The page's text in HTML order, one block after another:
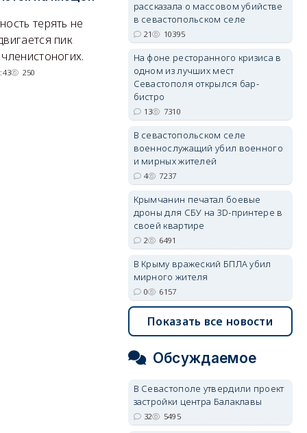
терять не
пик
250
Балаклавы
Там появится туристический
квартал с отелями и
парковками.
05/08/2026 08:01 5495
erid: 2SDnjdvhGXG
рассказала о массовом убийстве
в севастопольском селе
21 10395
На фоне ресторанного кризиса в
одном из лучших мест
Севастополя открылся бар-
бистро
13 7310
В севастопольском селе
военнослужащий убил военного
и мирных жителей
4 7237
Крымчанин печатал боевые
дроны для СБУ на 3D-принтере в
своей квартире
2 6491
В Крыму вражеский БПЛА убил
мирного жителя
0 6157
Показать все новости
Обсуждаемое
В Севастополе утвердили проект
застройки центра Балаклавы
32 5495